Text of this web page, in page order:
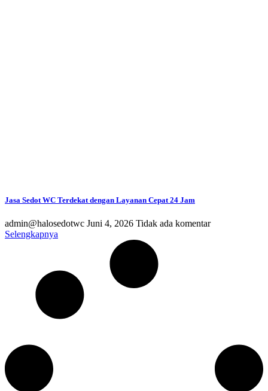
Jasa Sedot WC Terdekat dengan Layanan Cepat 24 Jam
admin@halosedotwc Juni 4, 2026 Tidak ada komentar
Selengkapnya